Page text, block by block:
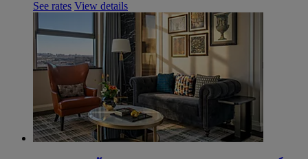
See rates View details